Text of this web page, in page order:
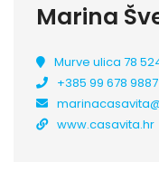
Marina
Murve ulica 78
+385 99 678 9887
www.casavita.hr